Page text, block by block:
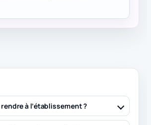
à l’établissement ?